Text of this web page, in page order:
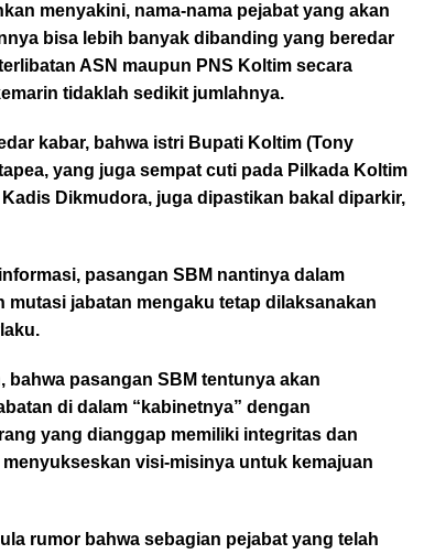
menyakini, nama-nama pejabat yang akan
bisa lebih banyak dibanding yang beredar
ASN maupun PNS Koltim secara
tidaklah sedikit jumlahnya.
kabar, bahwa istri Bupati Koltim (Tony
yang juga sempat cuti pada Pilkada Koltim
Dikmudora, juga dipastikan bakal diparkir,
pasangan SBM nantinya dalam
mutasi jabatan mengaku tetap dilaksanakan
bahwa pasangan SBM tentunya akan
di dalam “kabinetnya” dengan
yang dianggap memiliki integritas dan
visi-misinya untuk kemajuan
rumor bahwa sebagian pejabat yang telah